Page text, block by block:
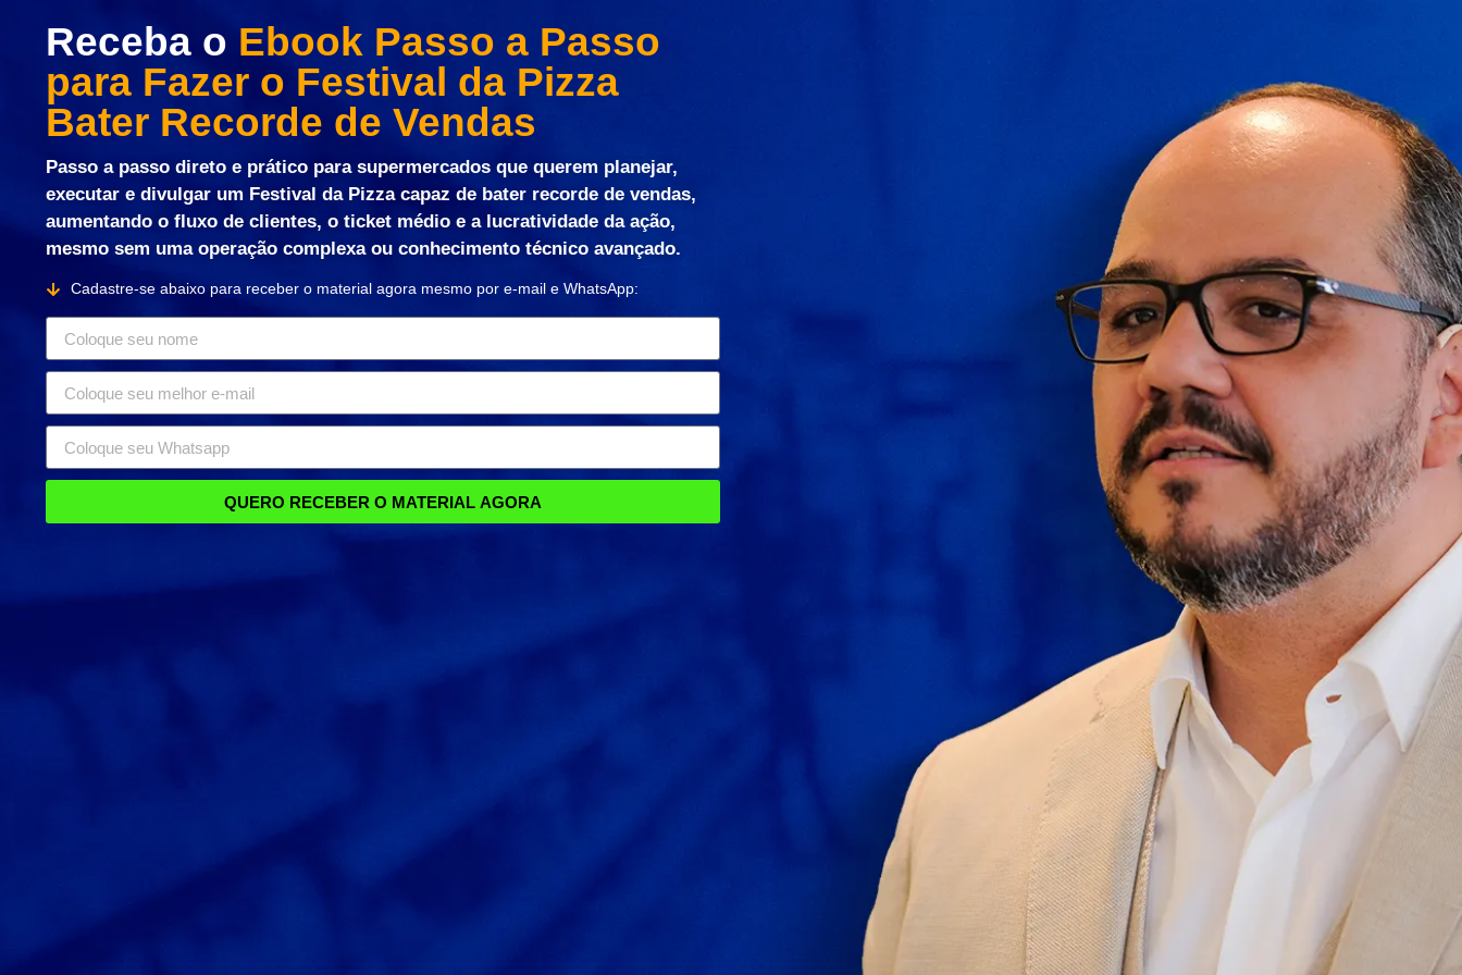
Receba o Ebook Passo a Passo
para Fazer o Festival da Pizza
Bater Recorde de Vendas
Passo a passo direto e prático para supermercados que querem planejar,
executar e divulgar um Festival da Pizza capaz de bater recorde de vendas,
aumentando o fluxo de clientes, o ticket médio e a lucratividade da ação,
mesmo sem uma operação complexa ou conhecimento técnico avançado.
Cadastre-se abaixo para receber o material agora mesmo por e-mail e WhatsApp:
QUERO RECEBER O MATERIAL AGORA